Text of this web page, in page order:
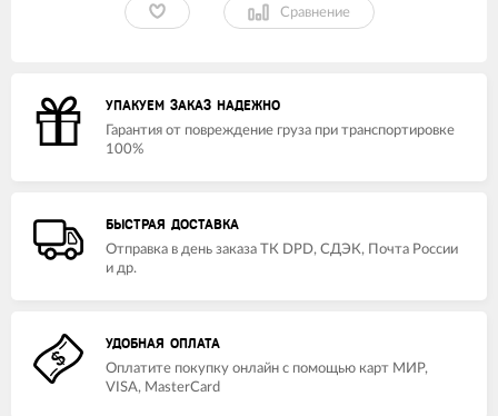
Сравнение
УПАКУЕМ ЗАКАЗ НАДЕЖНО
Гарантия от повреждение груза при транспортировке
100%
БЫСТРАЯ ДОСТАВКА
Отправка в день заказа ТК DPD, СДЭК, Почта России
и др.
УДОБНАЯ ОПЛАТА
Оплатите покупку онлайн с помощью карт МИР,
VISA, MasterCard